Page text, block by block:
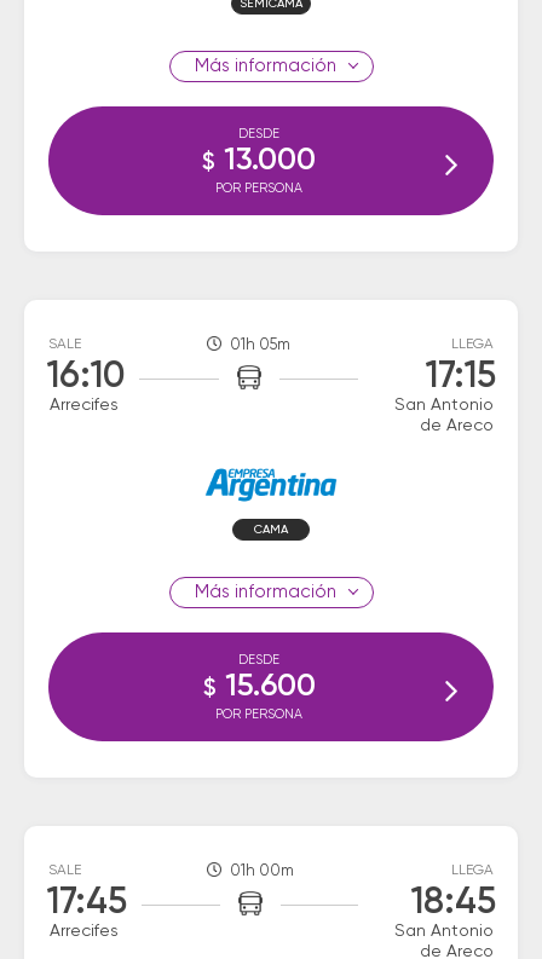
SEMICAMA
información
DESDE
$ 13.000
POR PERSONA
SALE
16:10
Arrecifes
01h 05m LLEGA
17:15
San Antonio
de Areco
CAMA
información
DESDE
$ 15.600
POR PERSONA
SALE
17:45
Arrecifes
01h 00m LLEGA
18:45
San Antonio
de Areco